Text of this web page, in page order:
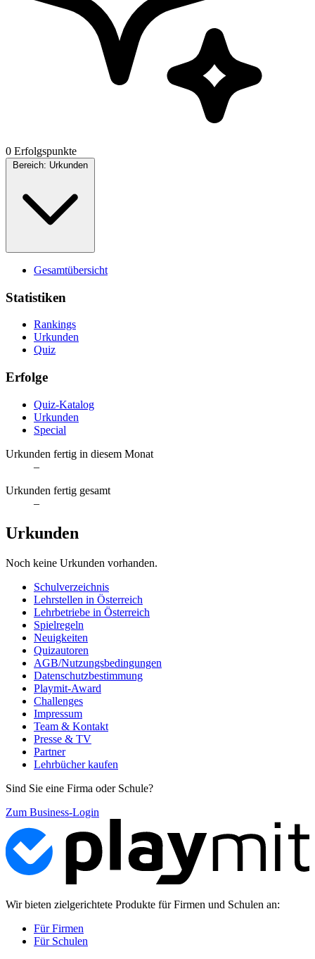
0 Erfolgspunkte
Bereich: Urkunden
Gesamtübersicht
Statistiken
Rankings
Urkunden
Quiz
Erfolge
Quiz-Katalog
Urkunden
Special
Urkunden fertig in diesem Monat
–
Urkunden fertig gesamt
–
Urkunden
Noch keine Urkunden vorhanden.
Schulverzeichnis
Lehrstellen in Österreich
Lehrbetriebe in Österreich
Spielregeln
Neuigkeiten
Quizautoren
AGB/Nutzungsbedingungen
Datenschutzbestimmung
Playmit-Award
Challenges
Impressum
Team & Kontakt
Presse & TV
Partner
Lehrbücher kaufen
Sind Sie eine Firma oder Schule?
Zum Business-Login
Wir bieten zielgerichtete Produkte für Firmen und Schulen an:
Für Firmen
Für Schulen